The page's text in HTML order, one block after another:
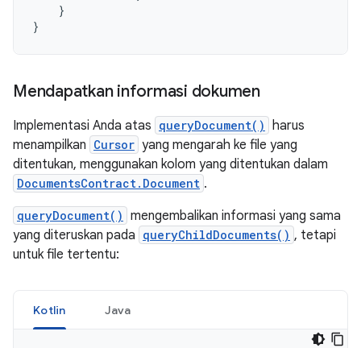
}
}
Mendapatkan informasi dokumen
Implementasi Anda atas queryDocument() harus
menampilkan Cursor yang mengarah ke file yang
ditentukan, menggunakan kolom yang ditentukan dalam
DocumentsContract.Document .
queryDocument() mengembalikan informasi yang sama
yang diteruskan pada queryChildDocuments() , tetapi
untuk file tertentu:
Kotlin Java